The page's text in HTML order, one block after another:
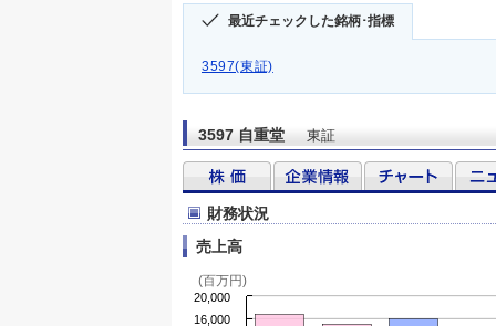
最近チェックした銘柄･指標
3597(東証)
3597 自重堂 東証